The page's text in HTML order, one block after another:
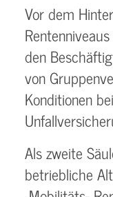
Vor dem
den
von
Konditionen
Als zweite
betriebliche